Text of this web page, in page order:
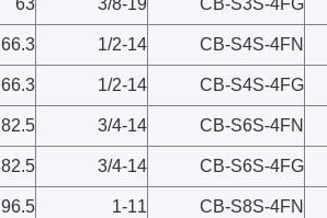
CB-S3S-4FG
3/8-19
63
CB-S4S-4FN
1/2-14
66.3
CB-S4S-4FG
1/2-14
66.3
CB-S6S-4FN
3/4-14
82.5
CB-S6S-4FG
3/4-14
82.5
CB-S8S-4FN
1-11
96.5